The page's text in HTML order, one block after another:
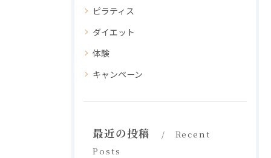
ピラティス
ダイエット
体験
キャンペーン
最近の投稿
Recent
Posts